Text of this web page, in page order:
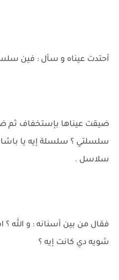
أحتدت عيناه و سأل : فين
ضيقت عيناها بإستخفاف ثم
سلسلتي ؟ سلسلة إيه يا باشا
سلاسل .
فقال من بين أسنانه : و الله ؟
شويه دي كانت إيه ؟